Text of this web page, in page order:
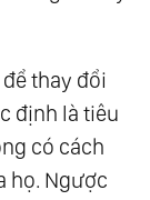
Nghiệp Quả
Chuyển
Sai Lầm
Kế
Mới
thay đổi
định là tiêu
có cách
họ. Ngược